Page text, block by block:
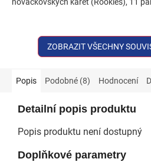
ZOBRAZIT VŠECHNY
Popis Podobné (8) Hodnocení
Detailní popis produktu
Popis produktu není dostupný
Doplňkové parametry